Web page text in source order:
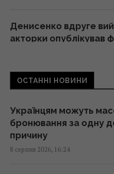
Денисенко вдруге
акторки опублікував
Космічна програма
15:31 субота, 08 серпня 2026
Зеленський:
збільшити
ОСТАННІ НОВИНИ
Українцям можуть
бронювання за одну
причину
8 серпня 2026, 16:24